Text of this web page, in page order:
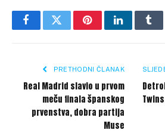
FacebookTwitterPinterestLinkedIn
PRETHODNI ČLANAK
Real Madrid slavio u prvom
meču finala španskog
prvenstva, dobra partija
Muse